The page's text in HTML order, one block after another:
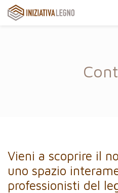
Vieni a scoprire il
uno spazio
professionisti del